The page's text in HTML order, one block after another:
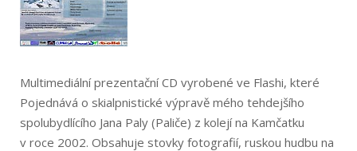
Multimediální prezentační CD vyrobené ve Flashi, které
Pojednává o skialpnistické výpravě mého tehdejšího
spolubydlícího Jana Paly (Paliče) z kolejí na Kamčatku
v roce 2002. Obsahuje stovky fotografií, ruskou hudbu na